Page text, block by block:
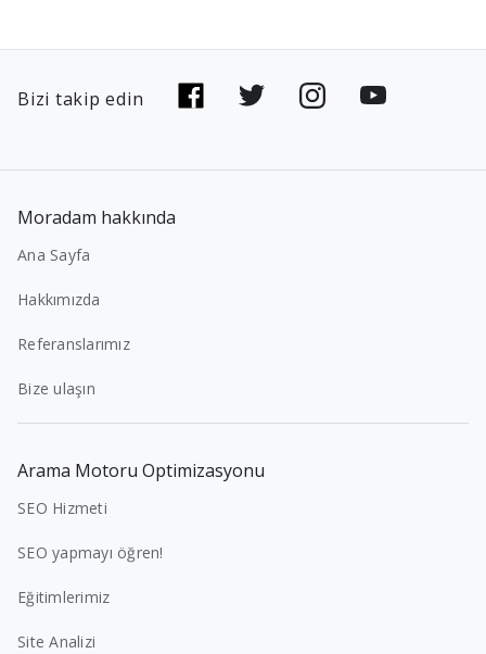
Bizi takip edin
Moradam hakkında
Ana Sayfa
Hakkımızda
Referanslarımız
Bize ulaşın
Arama Motoru Optimizasyonu
SEO Hizmeti
SEO yapmayı öğren!
Eğitimlerimiz
Site Analizi